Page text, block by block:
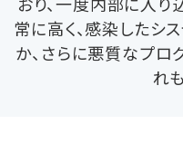
常に高く、感染したシ
か、さらに悪質なプロ
れ